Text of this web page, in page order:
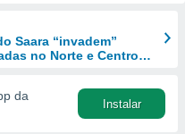
Saara “invadem”
no Norte e Centro
da
Instalar